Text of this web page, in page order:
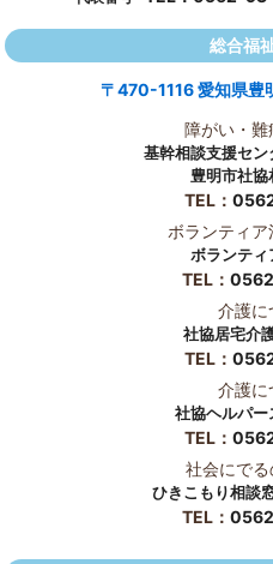
総合福
〒470-1116 愛知県
障がい・難
基幹相談支援セン
豊明市社
TEL：
ボランティ
ボランテ
TEL：
介護に
社協居宅介
TEL：
介護に
社協ヘルパ
TEL：
社会にで
ひきこもり相談
TEL：